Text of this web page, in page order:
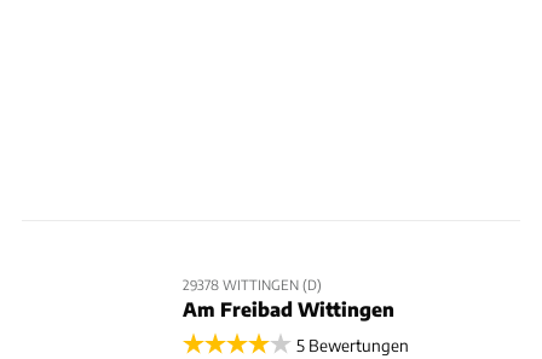
29378 WITTINGEN (D)
Am Freibad Wittingen
5 Bewertungen